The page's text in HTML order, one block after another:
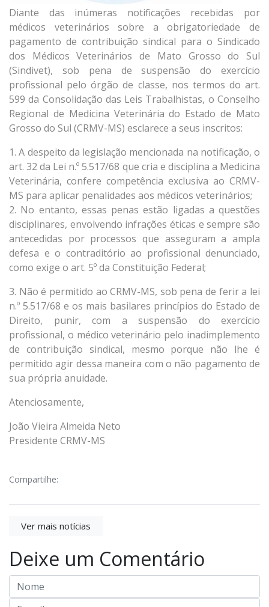
Diante das inúmeras notificações recebidas por
médicos veterinários sobre a obrigatoriedade de
pagamento de contribuição sindical para o Sindicado
dos Médicos Veterinários de Mato Grosso do Sul
(Sindivet), sob pena de suspensão do exercício
profissional pelo órgão de classe, nos termos do art.
599 da Consolidação das Leis Trabalhistas, o Conselho
Regional de Medicina Veterinária do Estado de Mato
Grosso do Sul (CRMV-MS) esclarece a seus inscritos:
1. A despeito da legislação mencionada na notificação, o
art. 32 da Lei n.º 5.517/68 que cria e disciplina a Medicina
Veterinária, confere competência exclusiva ao CRMV-
MS para aplicar penalidades aos médicos veterinários;
2. No entanto, essas penas estão ligadas a questões
disciplinares, envolvendo infrações éticas e sempre são
antecedidas por processos que asseguram a ampla
defesa e o contraditório ao profissional denunciado,
como exige o art. 5º da Constituição Federal;
3. Não é permitido ao CRMV-MS, sob pena de ferir a lei
n.º 5.517/68 e os mais basilares princípios do Estado de
Direito, punir, com a suspensão do exercício
profissional, o médico veterinário pelo inadimplemento
de contribuição sindical, mesmo porque não lhe é
permitido agir dessa maneira com o não pagamento de
sua própria anuidade.
Atenciosamente,
João Vieira Almeida Neto
Presidente CRMV-MS
Compartilhe:
Ver mais notícias
Deixe um Comentário